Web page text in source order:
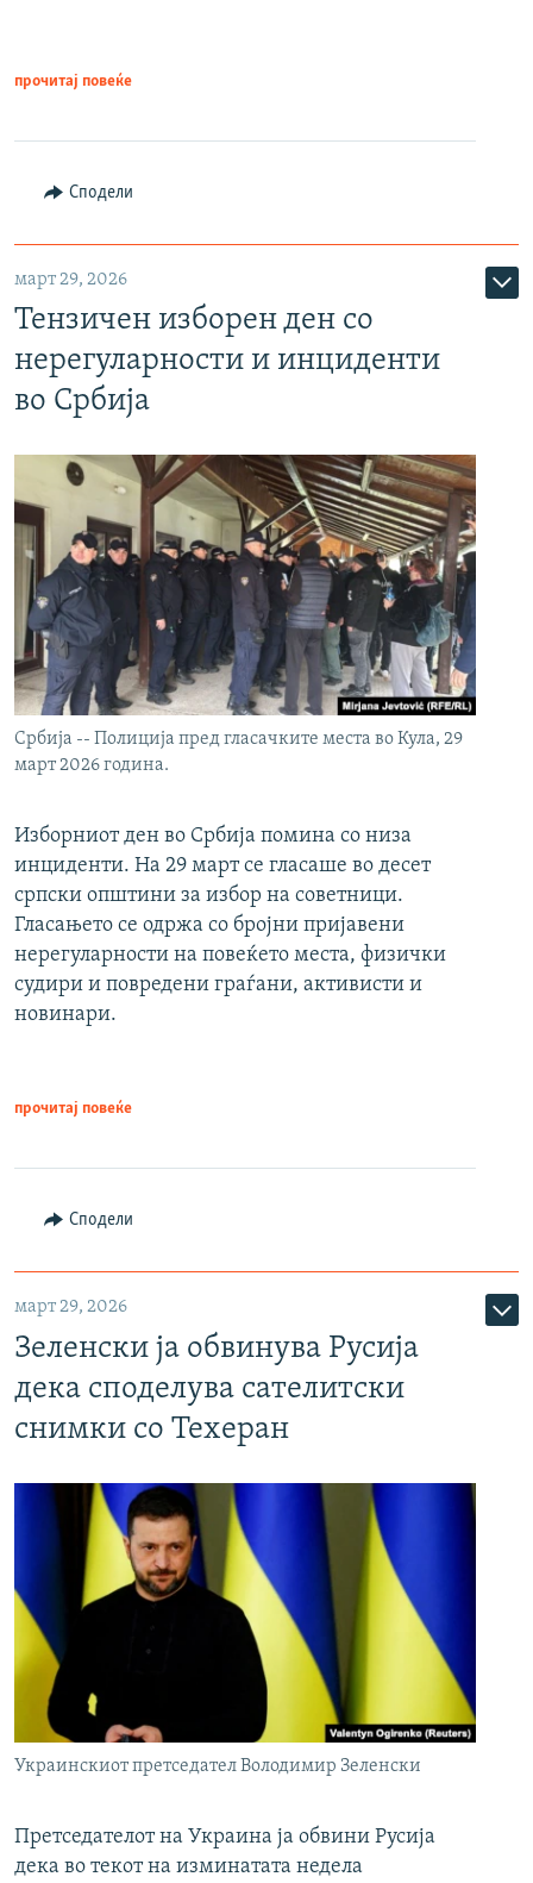
прочитај повеќе
Сподели
март 29, 2026
Тензичен изборен ден со
нерегуларности и инциденти
во Србија
Србија -- Полиција пред гласачките места во Кула, 29
март 2026 година.
Изборниот ден во Србија помина со низа
инциденти. На 29 март се гласаше во десет
српски општини за избор на советници.
Гласањето се одржа со бројни пријавени
нерегуларности на повеќето места, физички
судири и повредени граѓани, активисти и
новинари.
прочитај повеќе
Сподели
март 29, 2026
Зеленски ја обвинува Русија
дека споделува сателитски
снимки со Техеран
Украинскиот претседател Володимир Зеленски
Претседателот на Украина ја обвини Русија
дека во текот на изминатата недела